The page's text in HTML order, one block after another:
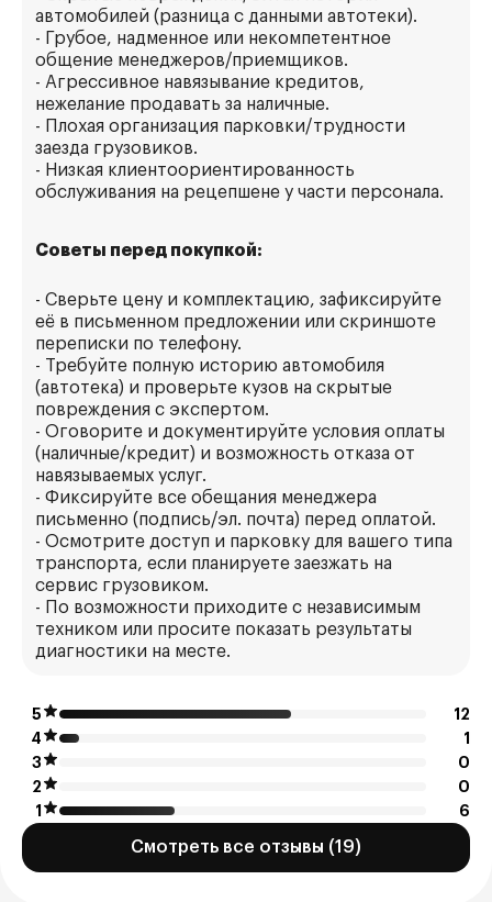
автомобилей (разница с данными автотеки).
- Грубое, надменное или некомпетентное
общение менеджеров/приемщиков.
- Агрессивное навязывание кредитов,
нежелание продавать за наличные.
- Плохая организация парковки/трудности
заезда грузовиков.
- Низкая клиентоориентированность
обслуживания на рецепшене у части персонала.
Советы перед покупкой:
- Сверьте цену и комплектацию, зафиксируйте
её в письменном предложении или скриншоте
переписки по телефону.
- Требуйте полную историю автомобиля
(автотека) и проверьте кузов на скрытые
повреждения с экспертом.
- Оговорите и документируйте условия оплаты
(наличные/кредит) и возможность отказа от
навязываемых услуг.
- Фиксируйте все обещания менеджера
письменно (подпись/эл. почта) перед оплатой.
- Осмотрите доступ и парковку для вашего типа
транспорта, если планируете заезжать на
сервис грузовиком.
- По возможности приходите с независимым
техником или просите показать результаты
диагностики на месте.
5
12
4
1
3
0
2
0
1
6
Смотреть все отзывы (19)